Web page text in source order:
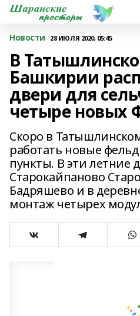
Новости 28 ИЮЛЯ 2020, 05:45
В
Башкирии
двери для
четыре новых
Скоро в
работать новые
пункты. В эти летние
Старокайпаново
Бадряшево и в
монтаж четырех